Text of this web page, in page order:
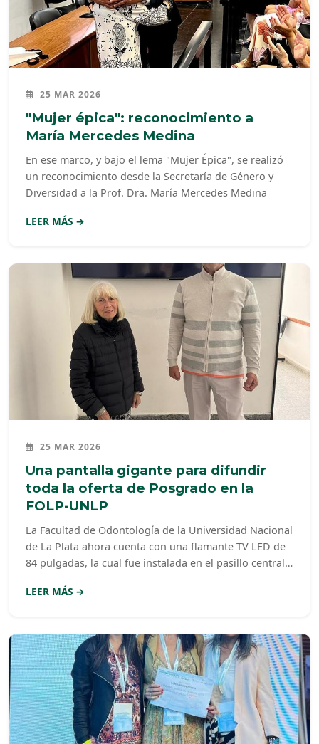
25 MAR 2026
"Mujer épica": reconocimiento a
María Mercedes Medina
En ese marco, y bajo el lema "Mujer Épica", se realizó
un reconocimiento desde la Secretaría de Género y
Diversidad a la Prof. Dra. María Mercedes Medina
LEER MÁS →
25 MAR 2026
Una pantalla gigante para difundir
toda la oferta de Posgrado en la
FOLP-UNLP
La Facultad de Odontología de la Universidad Nacional
de La Plata ahora cuenta con una flamante TV LED de
84 pulgadas, la cual fue instalada en el pasillo central
las nuevas Clínicas de Posgrado.
LEER MÁS →